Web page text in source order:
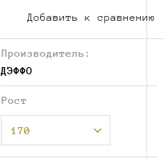
Добавить к сравнению
Производитель:
ДЭФФО
Рост
170